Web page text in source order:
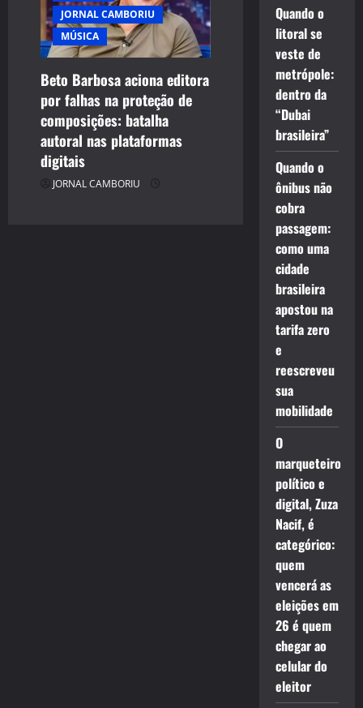
JORNAL CAMBORIU
MÚSICA
Beto Barbosa aciona editora
por falhas na proteção de
composições: batalha
autoral nas plataformas
digitais
JORNAL CAMBORIU
Quando o
litoral se
veste de
metrópole:
dentro da
“Dubai
brasileira”
Quando o
ônibus não
cobra
passagem:
como uma
cidade
brasileira
apostou na
tarifa zero
e
reescreveu
sua
mobilidade
O
marqueteiro
político e
digital, Zuza
Nacif, é
categórico:
quem
vencerá as
eleições em
26 é quem
chegar ao
celular do
eleitor